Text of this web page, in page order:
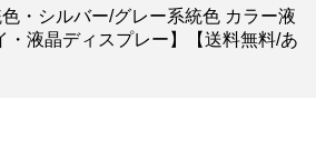
・シルバー/グレー系統色 カラー液
液晶ディスプレー】【送料無料/あ